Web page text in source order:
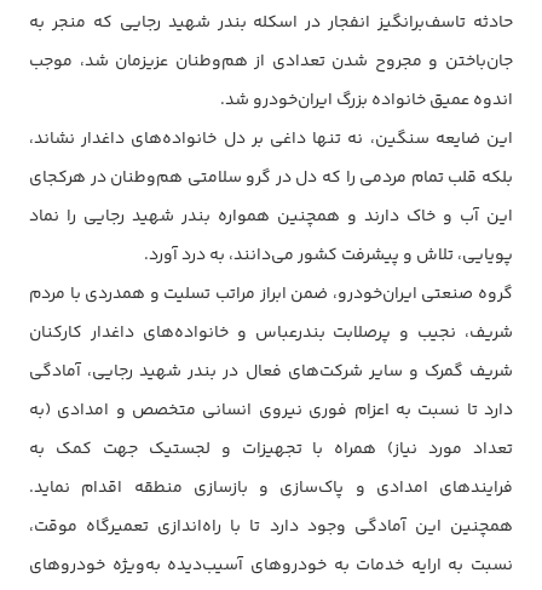
حادثه تاسف‌برانگیز انفجار در اسکله بندر شهید رجایی که منجر به
جان‌باختن و مجروح شدن تعدادی از هم‌وطنان عزیزمان شد، موجب
اندوه عمیق خانواده بزرگ ایران‌خودرو شد.
این ضایعه سنگین، نه تنها داغی بر دل خانواده‌های داغدار نشاند،
بلکه قلب تمام مردمی را که دل در گرو سلامتی هم‌وطنان در هرکجای
این آب و خاک دارند و همچنین همواره بندر شهید رجایی را نماد
پویایی، تلاش و پیشرفت کشور می‌دانند، به درد آورد.
گروه صنعتی ایران‌خودرو، ضمن ابراز مراتب تسلیت و همدردی با مردم
شریف، نجیب و پرصلابت بندرعباس و خانواده‌های داغدار کارکنان
شریف گمرک و سایر شرکت‌های فعال در بندر شهید رجایی، آمادگی
دارد تا نسبت به اعزام فوری نیروی انسانی متخصص و امدادی (به
تعداد مورد نیاز) همراه با تجهیزات و لجستیک جهت کمک به
فرایندهای امدادی و پاک‌سازی و بازسازی منطقه اقدام نماید.
همچنین این آمادگی وجود دارد تا با راه‌اندازی تعمیرگاه موقت،
نسبت به ارایه خدمات به خودروهای آسیب‌دیده به‌ویژه خودروهای